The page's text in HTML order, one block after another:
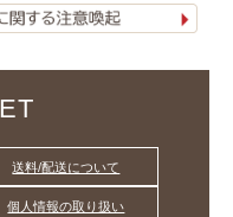
送料/配送について
個人情報の取り扱い